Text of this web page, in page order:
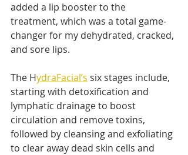
added a lip booster to the
treatment, which was a total game-
changer for my dehydrated, cracked,
and sore lips.
The HydraFacial’s six stages include,
starting with detoxification and
lymphatic drainage to boost
circulation and remove toxins,
followed by cleansing and exfoliating
to clear away dead skin cells and